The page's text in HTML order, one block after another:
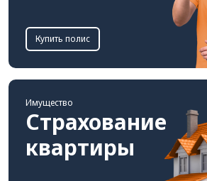
Купить полис
Имущество
Страхование
квартиры